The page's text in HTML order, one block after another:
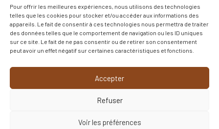
Pour offrir les meilleures expériences, nous utilisons des technologies
telles que les cookies pour stocker et/ou accéder aux informations des
appareils. Le fait de consentir à ces technologies nous permettra de traiter
des données telles que le comportement de navigation ou les ID uniques
sur ce site. Le fait de ne pas consentir ou de retirer son consentement
peut avoir un effet négatif sur certaines caractéristiques et fonctions.
Accepter
Refuser
Voir les préférences
Conditions de retour
Politique de confidentialité
Politique de cookies